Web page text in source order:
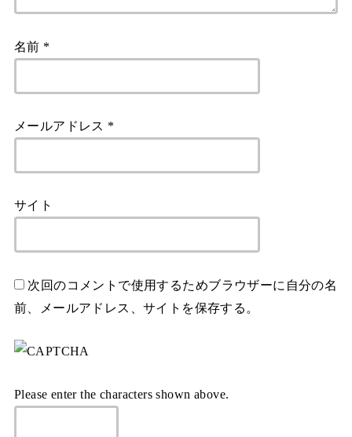
名前 *
メールアドレス *
サイト
次回のコメントで使用するためブラウザーに自分の名
前、メールアドレス、サイトを保存する。
Please enter the characters shown above.